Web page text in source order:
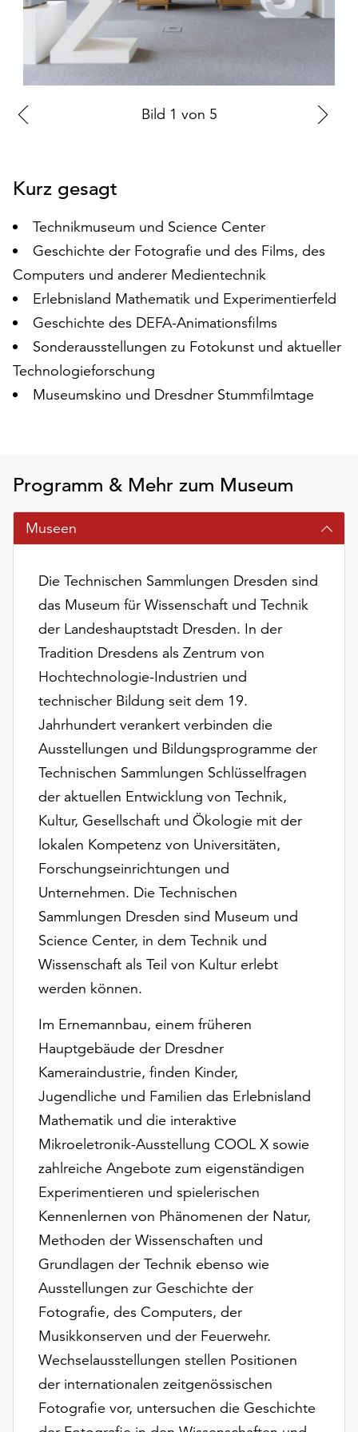
akzeptieren“,
alle
Cookies
zu
können
Ihr
Einverständnis
jederzeit
ändern
und
widerrufen.
steht
Ihnen
am
der
„Cookie-
Einstellungen“
zur
Verfügung.
Funktionale
werden
auch
ohne
Einverständnis
weiterhin
ausgeführt.
Möchten
verwendeten
Cookies
anpassen,
erreichen
Einstellungen
über
Schaltfläche
„Auswählen“.
Weitere
Informationen
finden
unserer
Datenschutzerklärung
oder
dem
Impressum
Bild 1 von 5
Kurz gesagt
Technikmuseum und Science Center
Geschichte der Fotografie und des Films, des
Computers und anderer Medientechnik
Erlebnisland Mathematik und Experimentierfeld
Geschichte des DEFA-Animationsfilms
Sonderausstellungen zu Fotokunst und aktueller
Technologieforschung
Museumskino und Dresdner Stummfilmtage
Programm & Mehr zum Museum
Museen
Die Technischen Sammlungen Dresden sind
das Museum für Wissenschaft und Technik
der Landeshauptstadt Dresden. In der
Tradition Dresdens als Zentrum von
Hochtechnologie-Industrien und
technischer Bildung seit dem 19.
Jahrhundert verankert verbinden die
Ausstellungen und Bildungsprogramme der
Technischen Sammlungen Schlüsselfragen
der aktuellen Entwicklung von Technik,
Kultur, Gesellschaft und Ökologie mit der
lokalen Kompetenz von Universitäten,
Forschungseinrichtungen und
Unternehmen. Die Technischen
Sammlungen Dresden sind Museum und
Science Center, in dem Technik und
Wissenschaft als Teil von Kultur erlebt
werden können.
Im Ernemannbau, einem früheren
Hauptgebäude der Dresdner
Kameraindustrie, finden Kinder,
Jugendliche und Familien das Erlebnisland
Mathematik und die interaktive
Mikroeletronik-Ausstellung COOL X sowie
zahlreiche Angebote zum eigenständigen
Experimentieren und spielerischen
Kennenlernen von Phänomenen der Natur,
Methoden der Wissenschaften und
Grundlagen der Technik ebenso wie
Ausstellungen zur Geschichte der
Fotografie, des Computers, der
Musikkonserven und der Feuerwehr.
Wechselausstellungen stellen Positionen
der internationalen zeitgenössischen
Fotografie vor, untersuchen die Geschichte